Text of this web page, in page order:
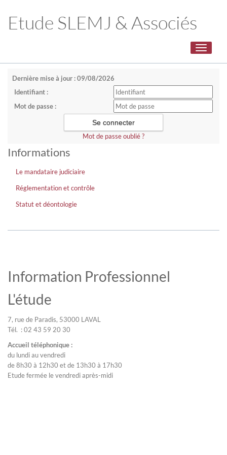
Etude SLEMJ & Associés
Toggle
Dernière mise à jour : 09/08/2026
Identifiant :
Mot de passe :
Mot de passe oublié ?
Informations
Le mandataire judiciaire
Réglementation et contrôle
Statut et déontologie
Information Professionnel
L'étude
7, rue de Paradis, 53000 LAVAL
Tél. : 02 43 59 20 30
Accueil téléphonique :
du lundi au vendredi
de 8h30 à 12h30 et de 13h30 à 17h30
Etude fermée le vendredi après-midi